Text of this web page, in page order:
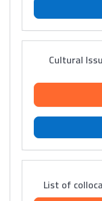
Cultural
List of